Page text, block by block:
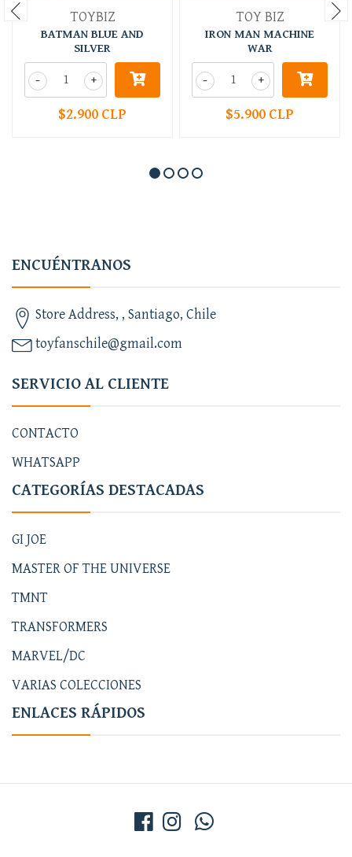
TOYBIZ
BATMAN BLUE AND
SILVER
+
-
$2.900 CLP
TOY BIZ
IRON MAN MACHINE
WAR
+
-
$5.900 CLP
ENCUÉNTRANOS
Store Address, , Santiago, Chile
toyfanschile@gmail.com
SERVICIO AL CLIENTE
CONTACTO
WHATSAPP
CATEGORÍAS DESTACADAS
GI JOE
MASTER OF THE UNIVERSE
TMNT
TRANSFORMERS
MARVEL/DC
VARIAS COLECCIONES
ENLACES RÁPIDOS